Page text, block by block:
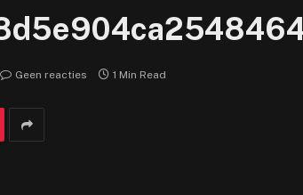
Geen reacties 1 Min Read